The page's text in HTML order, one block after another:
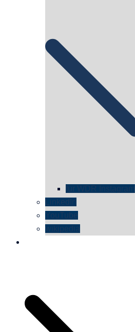
für WDR Instagram
LinkedIn
YouTube
wikipedia